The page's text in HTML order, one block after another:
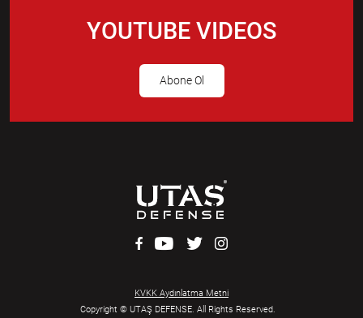
YOUTUBE VIDEOS
Abone Ol
Copyright © UTAŞ DEFENSE. All Rights Reserved.
KVKK Aydınlatma Metni